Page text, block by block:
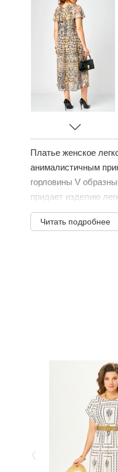
Платье женское
анималистичным
горловины V
придает изделию
Читать подробнее